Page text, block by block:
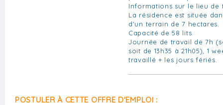
Informations sur le lieu de
La résidence est située
d'un terrain de 7 hectares.
Capacité de 58 lits.
Journée de travail de 7h
soit de 13h35 à 21h05), 1
travaillé + les jours fériés.
POSTULER À CETTE OFFRE D'EMPLOI :